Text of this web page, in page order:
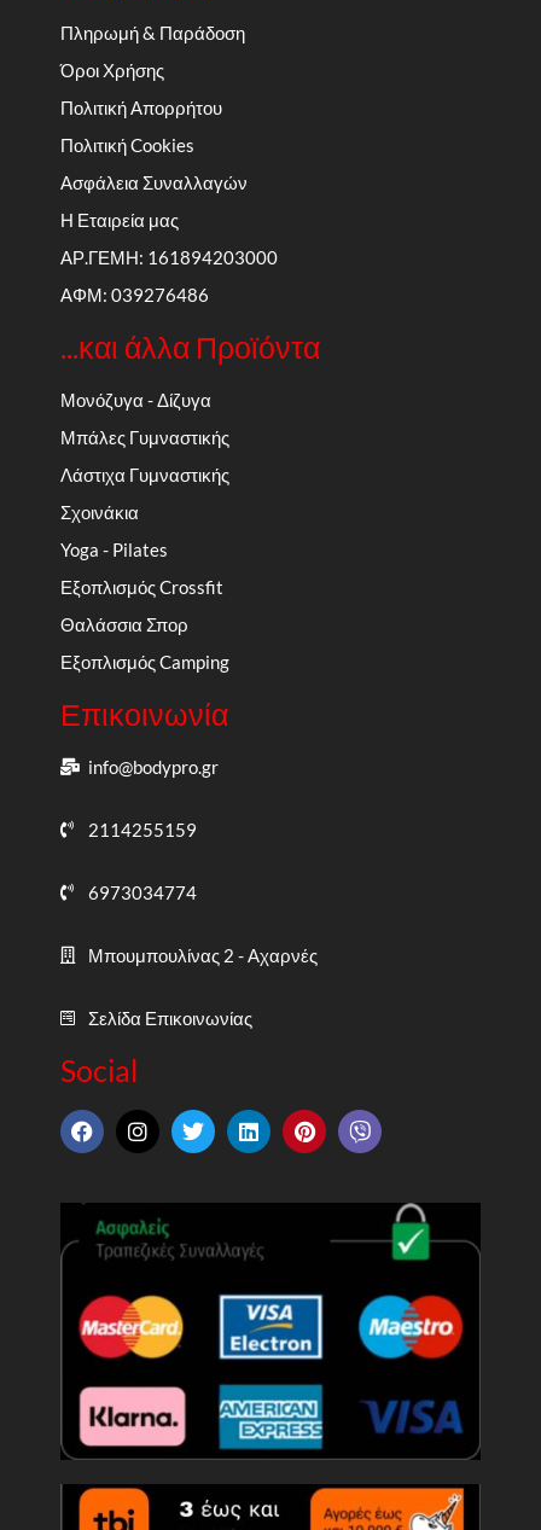
Πληρωμή & Παράδοση
Όροι Χρήσης
Πολιτική Απορρήτου
Πολιτική Cookies
Ασφάλεια Συναλλαγών
Η Εταιρεία μας
ΑΡ.ΓΕΜΗ: 161894203000
ΑΦΜ: 039276486
...και άλλα Προϊόντα
Μονόζυγα - Δίζυγα
Μπάλες Γυμναστικής
Λάστιχα Γυμναστικής
Σχοινάκια
Yoga - Pilates
Εξοπλισμός Crossfit
Θαλάσσια Σπορ
Εξοπλισμός Camping
Επικοινωνία
info@bodypro.gr
2114255159
6973034774
Μπουμπουλίνας 2 - Αχαρνές
Σελίδα Επικοινωνίας
Social